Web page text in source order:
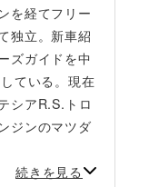
を経てフリー
独立。新車紹
ズガイドを中
ている。現在
シアR.S.トロ
ジンのマツダ
続きを見る